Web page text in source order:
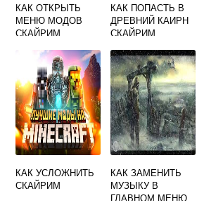
КАК ОТКРЫТЬ
МЕНЮ МОДОВ
СКАЙРИМ
КАК ПОПАСТЬ В
ДРЕВНИЙ КАИРН
СКАЙРИМ
КАК УСЛОЖНИТЬ
СКАЙРИМ
КАК ЗАМЕНИТЬ
МУЗЫКУ В
ГЛАВНОМ МЕНЮ